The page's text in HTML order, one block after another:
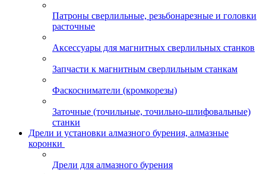
Патроны сверлильные, резьбонарезные и головки
расточные
Аксессуары для магнитных сверлильных станков
Запчасти к магнитным сверлильным станкам
Фаскосниматели (кромкорезы)
Заточные (точильные, точильно-шлифовальные)
станки
Дрели и установки алмазного бурения, алмазные
коронки
Дрели для алмазного бурения